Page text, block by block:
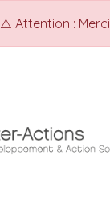
⚠️ Attention :